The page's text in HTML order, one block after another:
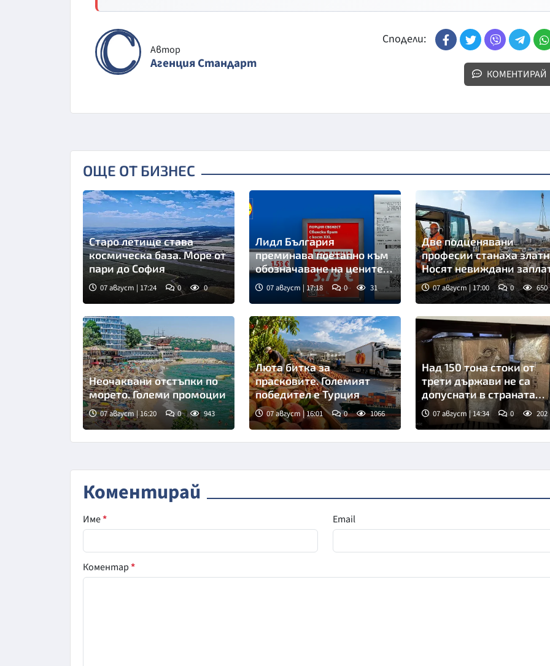
Автор
Агенция Стандарт
Сподели:
КОМЕНТИРАЙ
ОЩЕ ОТ БИЗНЕС
Старо летище става
космическа база. Море от
пари до София
07 август | 17:24 0 0
Лидл България
преминава поетапно към
обозначаване на цените
само в евро
07 август | 17:18 0 31
Две подценявани
професии станаха
Носят невиждани
07 август | 17:00 0 650
Неочаквани отстъпки по
морето. Големи промоции
07 август | 16:20 0 943
Люта битка за
прасковите. Големият
победител е Турция
07 август | 16:01 0 1066
Над 150 тона стоки от
трети държави не са
допуснати в страната
през месец юли
07 август | 14:34 0 202
Коментирай
Име* Email
Коментар*